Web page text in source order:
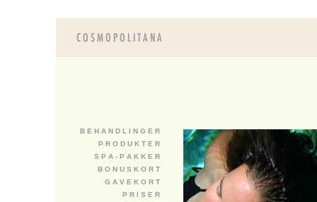
B E H A N D L I N G E R
P R O D U K T E R
S P A - P A K K E R
B O N U S K O R T
G A V E K O R T
P R I S E R